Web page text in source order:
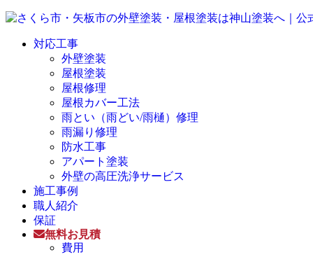
対応工事
外壁塗装
屋根塗装
屋根修理
屋根カバー工法
雨とい（雨どい/雨樋）修理
雨漏り修理
防水工事
アパート塗装
外壁の高圧洗浄サービス
施工事例
職人紹介
保証
無料お見積
費用